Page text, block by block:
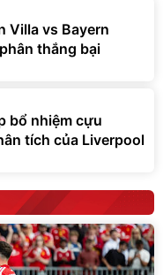
Villa vs Bayern
thắng bại
bổ nhiệm cựu
tích của Liverpool